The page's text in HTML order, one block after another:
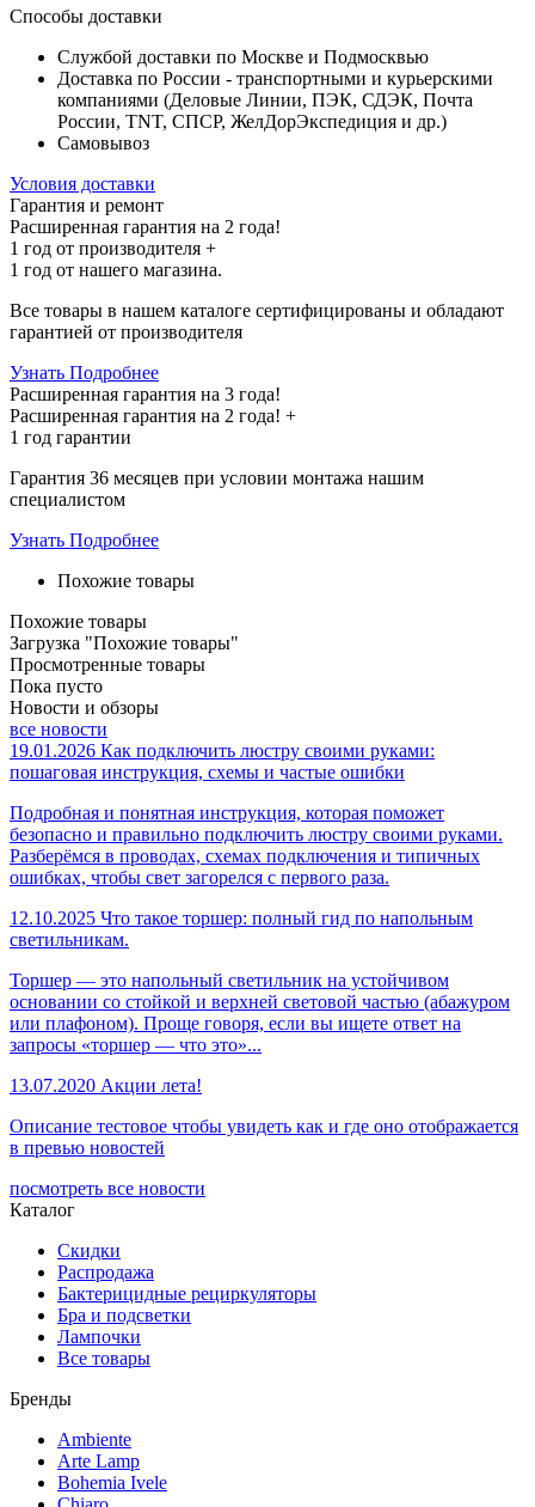
Способы доставки
Службой доставки по Москве и Подмосквью
Доставка по России - транспортными и курьерскими
компаниями (Деловые Линии, ПЭК, СДЭК, Почта
России, TNT, СПСР, ЖелДорЭкспедиция и др.)
Самовывоз
Условия доставки
Гарантия и ремонт
Расширенная гарантия на 2 года!
1 год от производителя +
1 год от нашего магазина.
Все товары в нашем каталоге сертифицированы и обладают
гарантией от производителя
Узнать Подробнее
Расширенная гарантия на 3 года!
Расширенная гарантия на 2 года! +
1 год гарантии
Гарантия 36 месяцев при условии монтажа нашим
специалистом
Узнать Подробнее
Похожие товары
Похожие товары
Загрузка "Похожие товары"
Просмотренные товары
Пока пусто
Новости и обзоры
все новости
19.01.2026 Как подключить люстру своими руками:
пошаговая инструкция, схемы и частые ошибки
Подробная и понятная инструкция, которая поможет
безопасно и правильно подключить люстру своими руками.
Разберёмся в проводах, схемах подключения и типичных
ошибках, чтобы свет загорелся с первого раза.
12.10.2025 Что такое торшер: полный гид по напольным
светильникам.
Торшер — это напольный светильник на устойчивом
основании со стойкой и верхней световой частью (абажуром
или плафоном). Проще говоря, если вы ищете ответ на
запросы «торшер — что это»...
13.07.2020 Акции лета!
Описание тестовое чтобы увидеть как и где оно отображается
в превью новостей
посмотреть все новости
Каталог
Скидки
Распродажа
Бактерицидные рециркуляторы
Бра и подсветки
Лампочки
Все товары
Бренды
Ambiente
Arte Lamp
Bohemia Ivele